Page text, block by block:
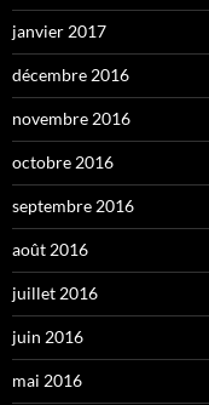
janvier 2017
décembre 2016
novembre 2016
octobre 2016
septembre 2016
août 2016
juillet 2016
juin 2016
mai 2016